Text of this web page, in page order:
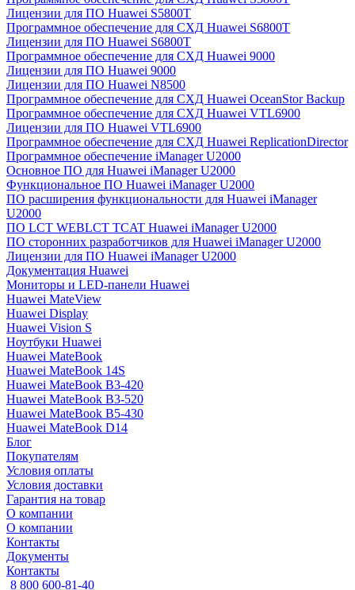
Лицензии для ПО Huawei S5800T
Программное обеспечение для СХД Huawei S6800T
Лицензии для ПО Huawei S6800T
Программное обеспечение для СХД Huawei 9000
Лицензии для ПО Huawei 9000
Лицензии для ПО Huawei N8500
Программное обеспечение для СХД Huawei OceanStor Backup
Программное обеспечение для СХД Huawei VTL6900
Лицензии для ПО Huawei VTL6900
Программное обеспечение для СХД Huawei ReplicationDirector
Программное обеспечение iManager U2000
Основное ПО для Huawei iManager U2000
Функциональное ПО Huawei iManager U2000
ПО расширения функциональности для Huawei iManager
U2000
ПО LCT WEBLCT TCAT Huawei iManager U2000
ПО сторонних разработчиков для Huawei iManager U2000
Лицензии для ПО Huawei iManager U2000
Документация Huawei
Мониторы и LED-панели Huawei
Huawei MateView
Huawei Display
Huawei Vision S
Ноутбуки Huawei
Huawei MateBook
Huawei MateBook 14S
Huawei MateBook B3-420
Huawei MateBook B3-520
Huawei MateBook B5-430
Huawei MateBook D14
Блог
Покупателям
Условия оплаты
Условия доставки
Гарантия на товар
О компании
О компании
Контакты
Документы
Контакты
8 800 600-81-40